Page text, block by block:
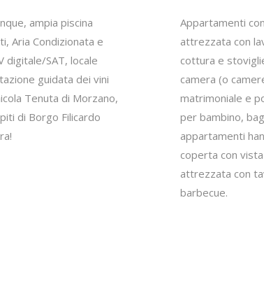
ampia piscina
Aria Condizionata e
digitale/SAT, locale
guidata dei vini
Tenuta di Morzano,
di Borgo Filicardo
Appartamenti
attrezzata con
cottura e
camera (o
matrimoniale e
per bambino,
appartamenti
coperta con
attrezzata con
barbecue.